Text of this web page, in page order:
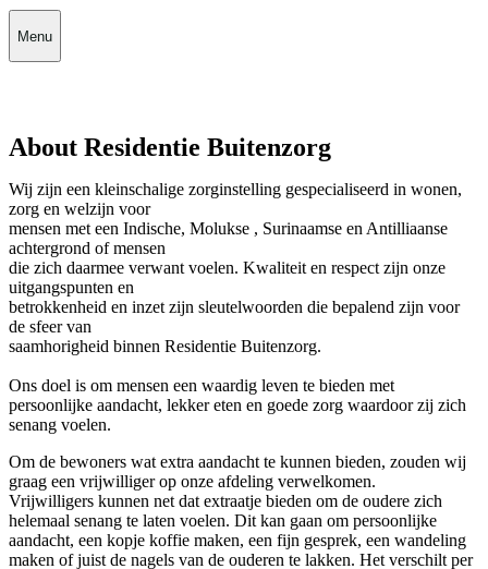
Menu
About Residentie Buitenzorg
Wij zijn een kleinschalige zorginstelling gespecialiseerd in wonen,
zorg en welzijn voor
mensen met een Indische, Molukse , Surinaamse en Antilliaanse
achtergrond of mensen
die zich daarmee verwant voelen. Kwaliteit en respect zijn onze
uitgangspunten en
betrokkenheid en inzet zijn sleutelwoorden die bepalend zijn voor
de sfeer van
saamhorigheid binnen Residentie Buitenzorg.
Ons doel is om mensen een waardig leven te bieden met
persoonlijke aandacht, lekker eten en goede zorg waardoor zij zich
senang voelen.
Om de bewoners wat extra aandacht te kunnen bieden, zouden wij
graag een vrijwilliger op onze afdeling verwelkomen.
Vrijwilligers kunnen net dat extraatje bieden om de oudere zich
helemaal senang te laten voelen. Dit kan gaan om persoonlijke
aandacht, een kopje koffie maken, een fijn gesprek, een wandeling
maken of juist de nagels van de ouderen te lakken. Het verschilt per